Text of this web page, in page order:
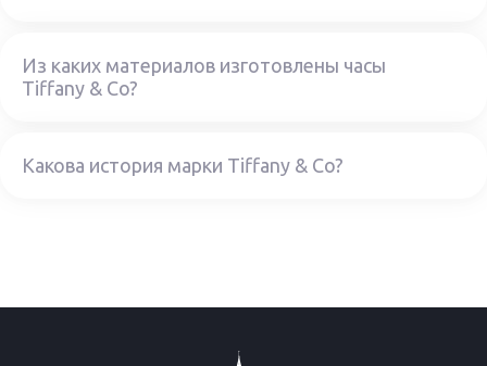
Из каких материалов изготовлены часы
Tiffany & Co?
Какова история марки Tiffany & Co?